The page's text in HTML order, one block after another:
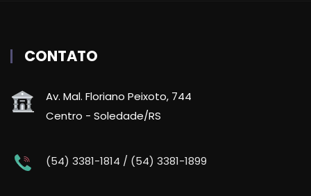
CONTATO
Av. Mal. Floriano Peixoto, 744
Centro - Soledade/RS
(54) 3381-1814 / (54) 3381-1899